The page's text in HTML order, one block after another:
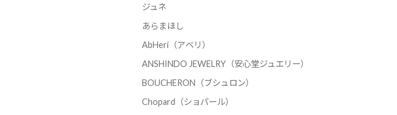
ジュネ
あらまほし
AbHeri（アベリ）
ANSHINDO JEWELRY（安心堂ジュエリー）
BOUCHERON（ブシュロン）
Chopard（ショパール）